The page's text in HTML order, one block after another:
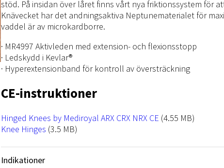
NRX Heat Tape
NRX Hook
Övrigt
stöd. På insidan över låret finns vårt nya friktionssystem för
Knävecket har det andningsaktiva Neptunematerialet för
vaddel är av microkardborre.
· MR4997 Aktivleden med extension- och flexionsstopp
· Ledskydd i Kevlar®
· Hyperextensionband för kontroll av översträckning
CE-instruktioner
File
Hinged Knees by Mediroyal ARX CRX NRX CE (4.55 MB)
File
Knee Hinges (3.5 MB)
Indikationer